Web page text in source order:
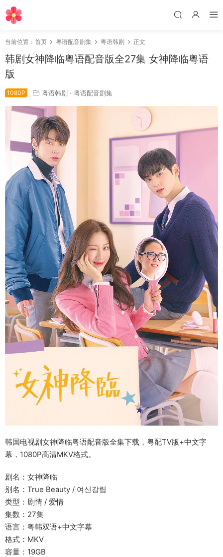
当前位置： 首页 粤语配音剧集 粤语韩剧 正文
韩剧女神降临粤语配音版全27集 女神降临粤语
版
1080P 粤语韩剧 · 粤语配音剧集
韩国电视剧女神降临粤语配音版全集下载，粤配TV版+中文字
幕，1080P高清MKV格式。
剧名：女神降临
别名：True Beauty / 여신강림
类型：剧情 / 爱情
集数：27集
语言：粤韩双语+中文字幕
格式：MKV
容量：19GB